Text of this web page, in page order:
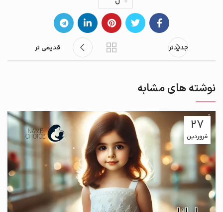
جدیدتر قدیمی تر
نوشته های مشابه
27
فروردین